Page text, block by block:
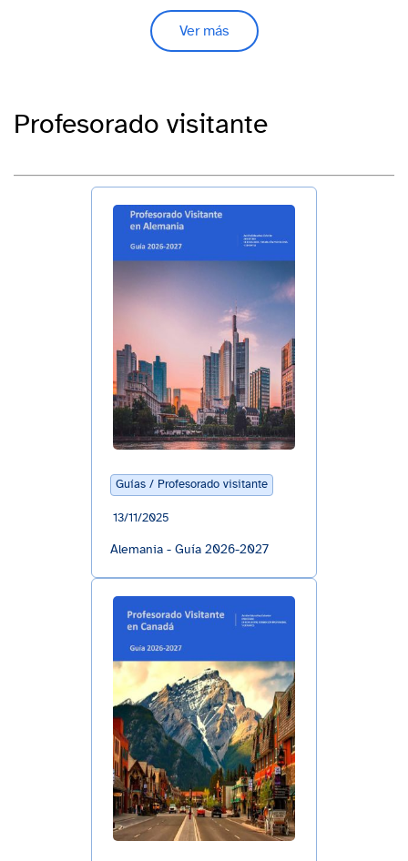
Ver más
Profesorado visitante
Guías / Profesorado visitante
13/11/2025
Alemania - Guía 2026-2027